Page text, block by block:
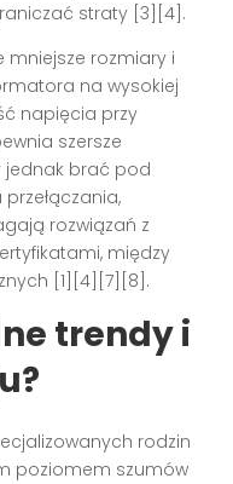
straty [3][4].
mniejsze rozmiary i
na wysokiej
napięcia przy
szersze
jednak brać pod
rozwiązań z
między
[1][4][7][8].
trendy i
rodzin
poziomem szumów